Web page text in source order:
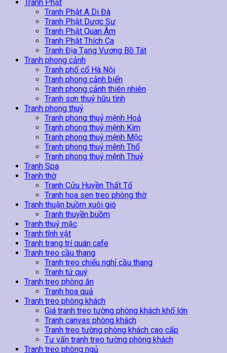
Tranh Phật
Tranh Phật A Di Đà
Tranh Phật Dược Sư
Tranh Phật Quan Âm
Tranh Phật Thích Ca
Tranh Địa Tạng Vương Bồ Tát
Tranh phong cảnh
Tranh phố cổ Hà Nội
Tranh phong cảnh biển
Tranh phong cảnh thiên nhiên
Tranh sơn thuỷ hữu tình
Tranh phong thuỷ
Tranh phong thuỷ mệnh Hoả
Tranh phong thuỷ mệnh Kim
Tranh phong thuỷ mệnh Mộc
Tranh phong thuỷ mệnh Thổ
Tranh phong thuỷ mệnh Thuỷ
Tranh Spa
Tranh thờ
Tranh Cửu Huyền Thất Tổ
Tranh hoa sen treo phòng thờ
Tranh thuận buồm xuôi gió
Tranh thuyền buồm
Tranh thuỷ mặc
Tranh tĩnh vật
Tranh trang trí quán cafe
Tranh treo cầu thang
Tranh treo chiếu nghỉ cầu thang
Tranh tứ quý
Tranh treo phòng ăn
Tranh hoa quả
Tranh treo phòng khách
Giá tranh treo tường phòng khách khổ lớn
Tranh canvas phòng khách
Tranh treo tường phòng khách cao cấp
Tư vấn tranh treo tường phòng khách
Tranh treo phòng ngủ